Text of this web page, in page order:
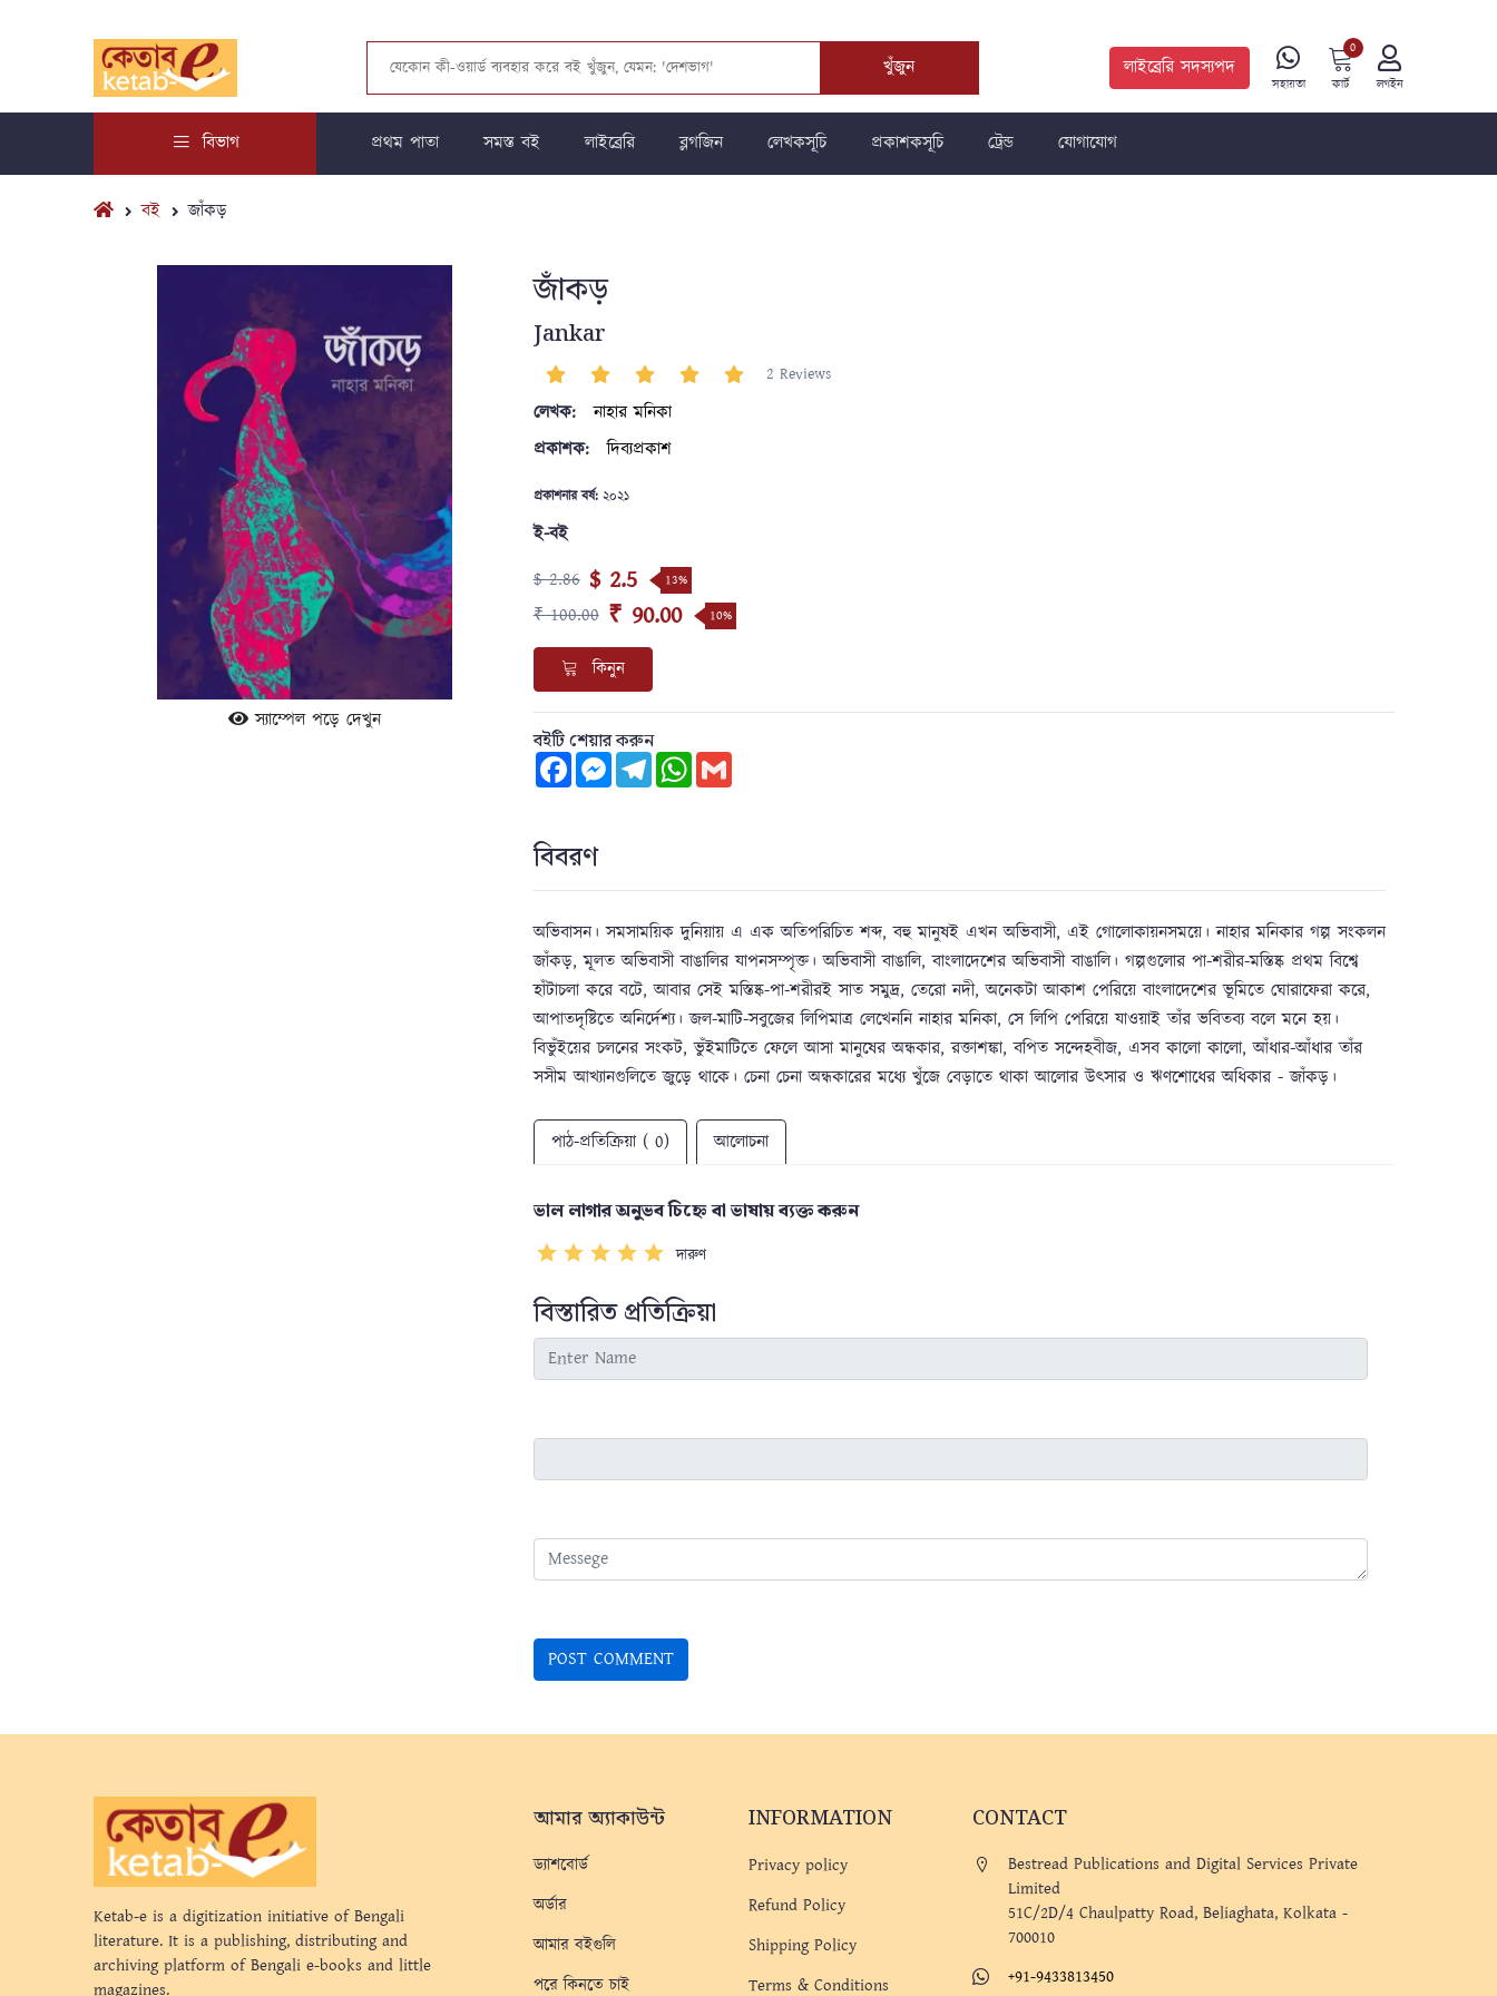
খুঁজুন লাইব্রেরি সদস্যপদ
সহায়তা কার্ট
0
লগইন
বিভাগ প্রথম পাতা সমস্ত বই লাইব্রেরি ব্লগজিন লেখকসূচি প্রকাশকসূচি ট্রেন্ড যোগাযোগ
বই জাঁকড়
স্যাম্পেল পড়ে দেখুন
জাঁকড়
Jankar
2 Reviews
লেখক:
নাহার মনিকা
প্রকাশক:
দিব্যপ্রকাশ
প্রকাশনার বর্ষ:২০২১
ই-বই
$ 2.86 $ 2.5 13%
₹ 100.00 ₹ 90.00 10%
কিনুন
বইটি শেয়ার করুন
FacebookMessenger
TelegramWhatsApp
Gmail
বিবরণ
অভিবাসন। সমসাময়িক দুনিয়ায় এ এক অতিপরিচিত শব্দ, বহু মানুষই এখন অভিবাসী, এই গোলোকায়নসময়ে। নাহার মনিকার গল্প সংকলন
জাঁকড়, মূলত অভিবাসী বাঙালির যাপনসম্পৃক্ত। অভিবাসী বাঙালি, বাংলাদেশের অভিবাসী বাঙালি। গল্পগুলোর পা-শরীর-মস্তিষ্ক প্রথম বিশ্বে
হাঁটাচলা করে বটে, আবার সেই মস্তিষ্ক-পা-শরীরই সাত সমুদ্র, তেরো নদী, অনেকটা আকাশ পেরিয়ে বাংলাদেশের ভূমিতে ঘোরাফেরা করে,
আপাতদৃষ্টিতে অনির্দেশ্য। জল-মাটি-সবুজের লিপিমাত্র লেখেননি নাহার মনিকা, সে লিপি পেরিয়ে যাওয়াই তাঁর ভবিতব্য বলে মনে হয়।
বিভুঁইয়ের চলনের সংকট, ভুঁইমাটিতে ফেলে আসা মানুষের অন্ধকার, রক্তাশঙ্কা, বপিত সন্দেহবীজ, এসব কালো কালো, আঁধার-আঁধার তাঁর
সসীম আখ্যানগুলিতে জুড়ে থাকে। চেনা চেনা অন্ধকারের মধ্যে খুঁজে বেড়াতে থাকা আলোর উৎসার ও ঋণশোধের অধিকার - জাঁকড়।
পাঠ-প্রতিক্রিয়া ( 0) আলোচনা
ভাল লাগার অনুভব চিহ্নে বা ভাষায় ব্যক্ত করুন
দারুণ
বিস্তারিত প্রতিক্রিয়া
Ketab-e is a digitization initiative of Bengali
literature. It is a publishing, distributing and
archiving platform of Bengali e-books and little
magazines.
আমার অ্যাকাউন্ট
ড্যাশবোর্ড
অর্ডার
আমার বইগুলি
পরে কিনতে চাই
INFORMATION
Privacy policy
Refund Policy
Shipping Policy
Terms & Conditions
CONTACT
Bestread Publications and Digital Services Private
Limited
51C/2D/4 Chaulpatty Road, Beliaghata, Kolkata -
700010
+91-9433813450